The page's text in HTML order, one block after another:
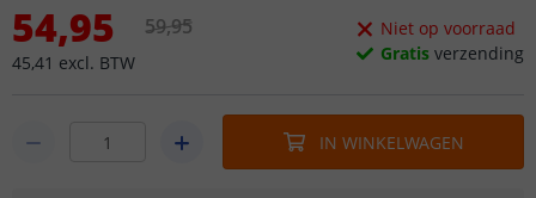
54,95
45,41 excl. BTW
59,95
Niet op voorraad
Gratis verzending
IN WINKELWAGEN